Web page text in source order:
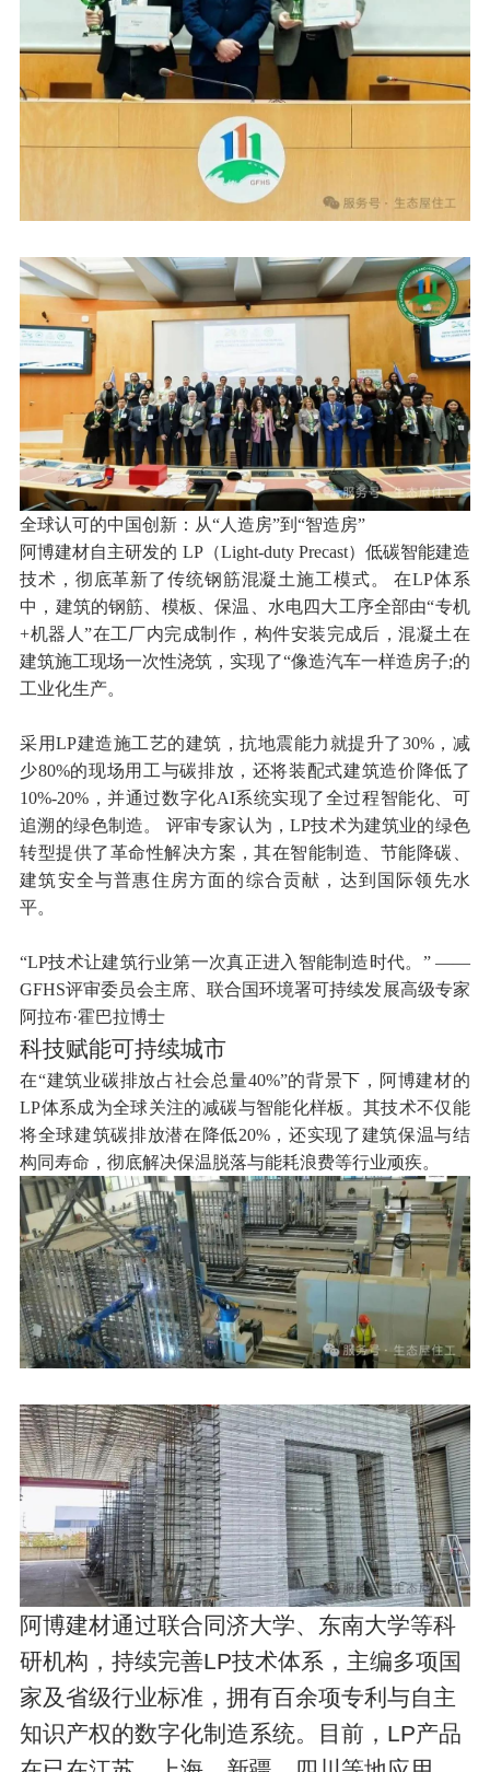
全球认可的中国创新：从“人造房”到“智造房”
阿博建材自主研发的 LP（Light-duty Precast）低碳智能建造
技术，彻底革新了传统钢筋混凝土施工模式。 在LP体系
中，建筑的钢筋、模板、保温、水电四大工序全部由“专机
+机器人”在工厂内完成制作，构件安装完成后，混凝土在
建筑施工现场一次性浇筑，实现了“像造汽车一样造房子;的
工业化生产。
采用LP建造施工艺的建筑，抗地震能力就提升了30%，减
少80%的现场用工与碳排放，还将装配式建筑造价降低了
10%-20%，并通过数字化AI系统实现了全过程智能化、可
追溯的绿色制造。 评审专家认为，LP技术为建筑业的绿色
转型提供了革命性解决方案，其在智能制造、节能降碳、
建筑安全与普惠住房方面的综合贡献，达到国际领先水
平。
“LP技术让建筑行业第一次真正进入智能制造时代。” ——
GFHS评审委员会主席、联合国环境署可持续发展高级专家
阿拉布·霍巴拉博士
科技赋能可持续城市
在“建筑业碳排放占社会总量40%”的背景下，阿博建材的
LP体系成为全球关注的减碳与智能化样板。其技术不仅能
将全球建筑碳排放潜在降低20%，还实现了建筑保温与结
构同寿命，彻底解决保温脱落与能耗浪费等行业顽疾。
阿博建材通过联合同济大学、东南大学等科
研机构，持续完善LP技术体系，主编多项国
家及省级行业标准，拥有百余项专利与自主
知识产权的数字化制造系统。目前，LP产品